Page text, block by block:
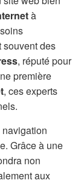
à
des
, réputé pour
première
, ces experts
Grâce à une
non
aux